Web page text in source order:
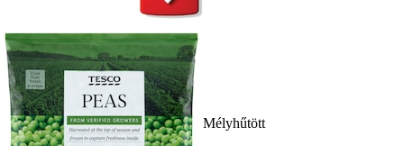
Mélyhűtött